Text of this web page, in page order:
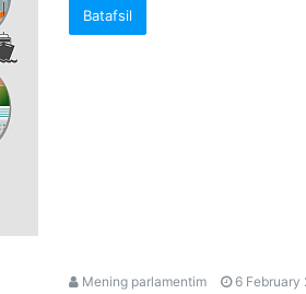
Batafsil
Mening parlamentim 6 February